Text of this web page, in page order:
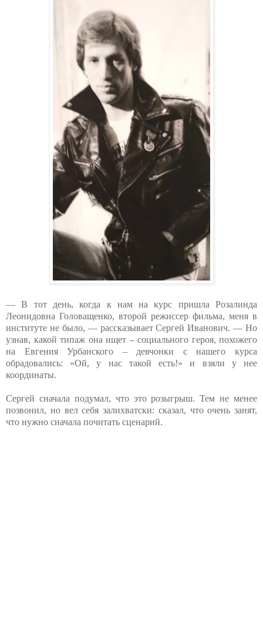
— В тот день, когда к нам на курс пришла Розалинда
Леонидовна Головащенко, второй режиссер фильма, меня в
институте не было, — рассказывает Сергей Иванович. — Но
узнав, какой типаж она ищет – социального героя, похожего
на Евгения Урбанского – девчонки с нашего курса
обрадовались: «Ой, у нас такой есть!» и взяли у нее
координаты.
Сергей сначала подумал, что это розыгрыш. Тем не менее
позвонил, но вел себя залихватски: сказал, что очень занят,
что нужно сначала почитать сценарий.